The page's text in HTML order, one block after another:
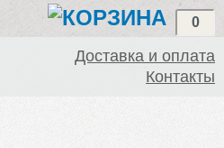
0
Доставка и оплата
Контакты